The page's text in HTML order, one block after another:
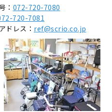
： 072-720-7080
720-7081
ドレス： ref@scrio.co.jp